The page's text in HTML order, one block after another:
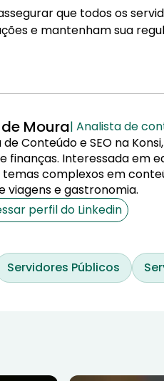
que todos os
e mantenham sua
Moura| Analista de
Conteúdo e SEO na
finanças. Interessada em
complexos em
viagens e gastronomia.
perfil do Linkedin
Servidores Públicos